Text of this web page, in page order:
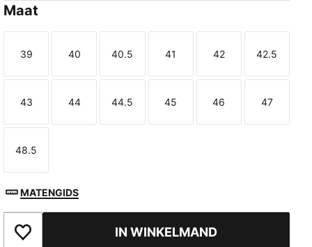
Maat
Maat
39
Maat
40
Maat
40.5
Maat
41
Maat
42
Maat
42.5
Maat
43
Maat
44
Maat
44.5
Maat
45
Maat
46
Maat
47
Maat
48.5
MATENGIDS
Toegevoegd aan favorietenIN WINKELMAND